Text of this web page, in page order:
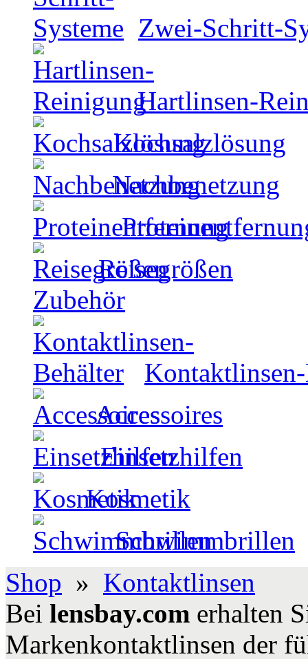
Zwei-Schritt-
Hartlinsen-
Kochsalzlösung
Nachbenetzung
Reisegrößen
Zubehör
Accessoires
Einsetzhilfen
Kosmetik
Schwimmbrillen
Shop » Kontaktlinsen
Bei lensbay.com erhalten
Markenkontaktlinsen der